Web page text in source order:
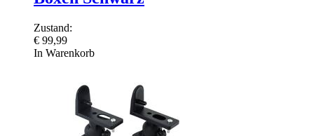
Zustand:
€ 99,99
In Warenkorb